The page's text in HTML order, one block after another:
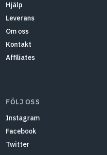
Hjälp
Leverans
Om oss
Kontakt
Affiliates
FÖLJ OSS
Instagram
Facebook
Twitter